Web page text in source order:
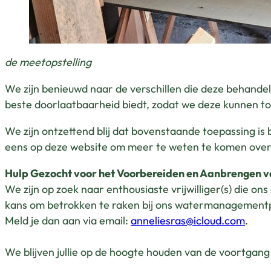
de meetopstelling
We zijn benieuwd naar de verschillen die deze
beste doorlaatbaarheid biedt, zodat we deze kunnen
We zijn ontzettend blij dat bovenstaande toepassing
eens op deze website om meer te weten te komen
Hulp Gezocht voor het Voorbereiden en Aanbrengen
We zijn op zoek naar enthousiaste vrijwilliger(s) die
kans om betrokken te raken bij ons
Meld je dan aan via email: anneliesras@icloud.com.
We blijven jullie op de hoogte houden van de